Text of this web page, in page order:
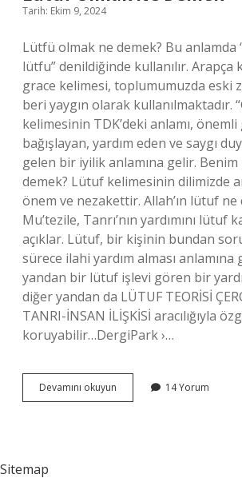
Tarih: Ekim 9, 2024
Lütfü olmak ne demek? Bu anlamda
lütfu” denildiğinde kullanılır. Arapça
grace kelimesi, toplumumuzda eski
beri yaygın olarak kullanılmaktadır.
kelimesinin TDK’deki anlamı,
bağışlayan, yardım eden ve saygı
gelen bir iyilik anlamına gelir.
demek? Lütuf kelimesinin dilimizde
önem ve nezakettir. Allah’ın lütuf ne
Mu’tezile, Tanrı’nın yardımını lütuf
açıklar. Lütuf, bir kişinin bundan
sürece ilahi yardım alması
yandan bir lütuf işlevi gören bir
diğer yandan da LÜTUF TEORİSİ
TANRI-İNSAN İLİŞKİSİ aracılığıyla
koruyabilir…DergiPark ›…
Devamını okuyun
Olmak
14 Yorum
Sitemap